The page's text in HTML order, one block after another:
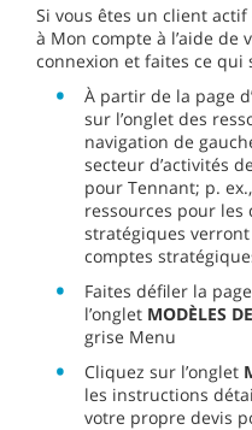
Si vous êtes un client
à Mon compte à l’aide de
connexion et faites ce qui
À partir de la page
sur l’onglet des
navigation de
secteur d’activités
pour Tennant; p.
ressources pour
stratégiques
comptes
Faites défiler la
l’onglet MODÈLES
grise Menu
Cliquez sur l’onglet
les instructions
votre propre devis